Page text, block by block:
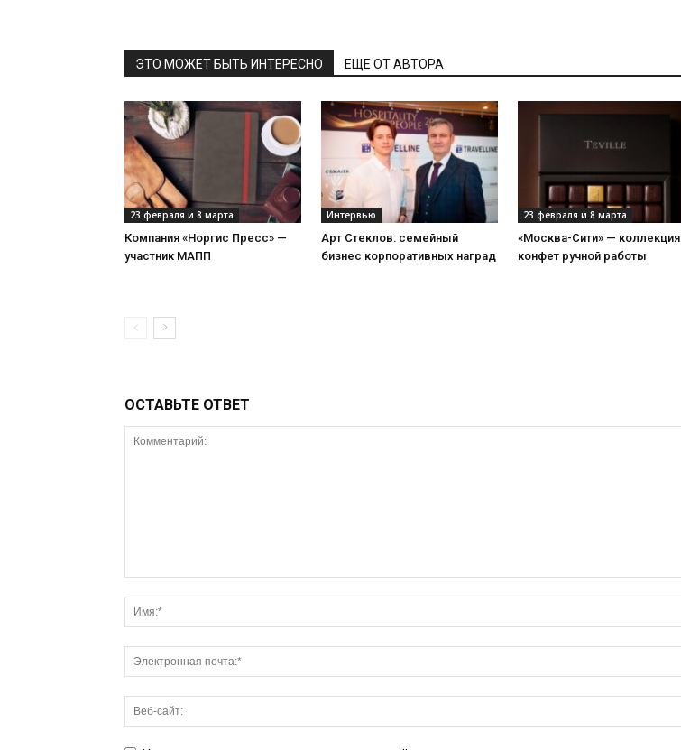
ЭТО МОЖЕТ БЫТЬ ИНТЕРЕСНО ЕЩЕ ОТ АВТОРА
23 февраля и 8 марта
Компания «Норгис Пресс» —
участник МАПП
Интервью
Арт Стеклов: семейный
бизнес корпоративных наград
23 февраля и 8 марта
«Москва-Сити» — коллекция
конфет ручной работы
ОСТАВЬТЕ ОТВЕТ